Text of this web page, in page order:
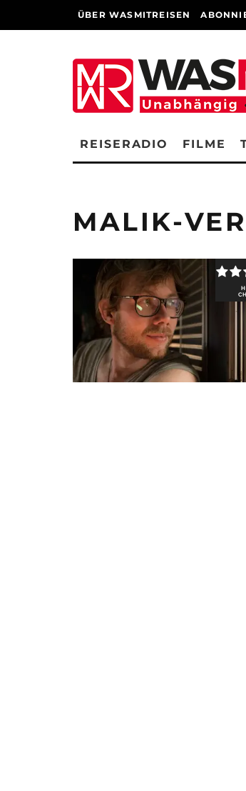
ÜBER WASMITREISEN
REISERADIO FILME
MALIK-